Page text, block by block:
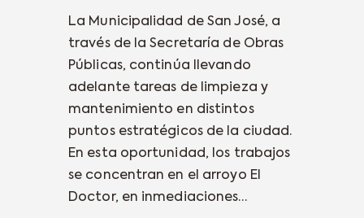
La Municipalidad de San José, a
través de la Secretaría de Obras
Públicas, continúa llevando
adelante tareas de limpieza y
mantenimiento en distintos
puntos estratégicos de la ciudad.
En esta oportunidad, los trabajos
se concentran en el arroyo El
Doctor, en inmediaciones…